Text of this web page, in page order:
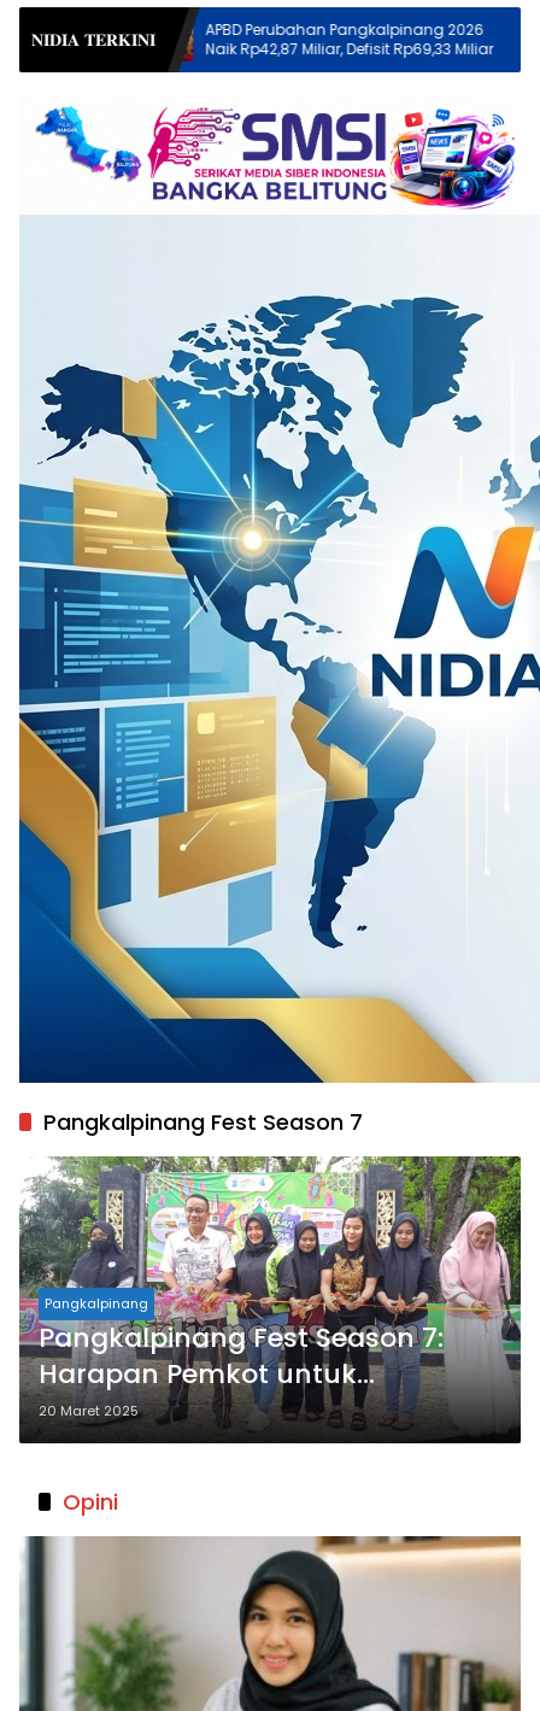
𝐍𝐈𝐃𝐈𝐀 𝐓𝐄𝐑𝐊𝐈𝐍𝐈
APBD Perubahan Pangkalpinang 2026
Naik Rp42,87 Miliar, Defisit Rp69,33 Miliar
Wali Kota
naik kelas melalui
Pangkalpinang Fest Season 7
Pangkalpinang
Pangkalpinang Fest Season 7:
Harapan Pemkot untuk
Kesuksesan Acara
20 Maret 2025
Opini